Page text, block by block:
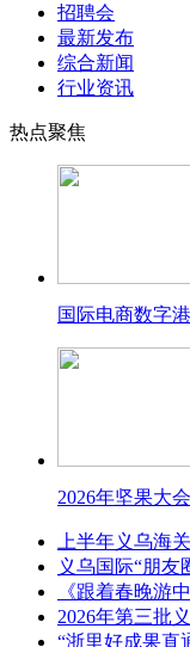
招聘会
最新发布
综合新闻
行业资讯
热点聚焦
国际电商数字
2026年坚果大
上半年义乌海
义乌国际“朋友
《跟着春晚游
2026年第三批
“浙里好成果直